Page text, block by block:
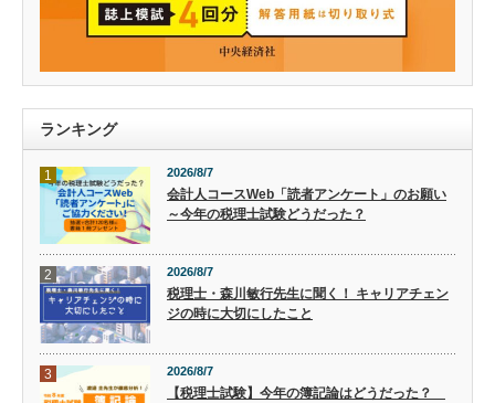
ランキング
1 2026/8/7
会計人コースWeb「読者アンケート」のお願い
～今年の税理士試験どうだった？
2 2026/8/7
税理士・森川敏行先生に聞く！ キャリアチェン
ジの時に大切にしたこと
3 2026/8/7
【税理士試験】今年の簿記論はどうだった？